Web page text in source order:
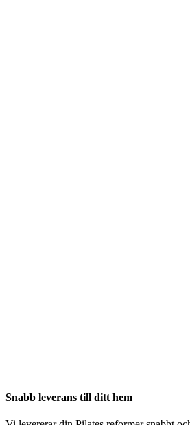
Snabb leverans till ditt hem